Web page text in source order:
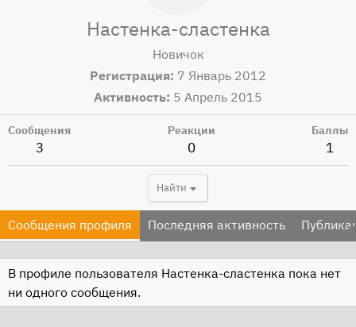
Настенка-сластенка
Новичок
Регистрация 7 Январь 2012
Активность 5 Апрель 2015
Сообщения
3
Реакции
0
Баллы
1
Найти
Сообщения профиля Последняя активность
В профиле пользователя Настенка-сластенка пока нет
ни одного сообщения.